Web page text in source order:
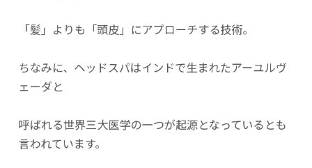
「髪」よりも「頭皮」にアプローチする技術。
ちなみに、ヘッドスパはインドで生まれたアーユルヴ
ェーダと
呼ばれる世界三大医学の一つが起源となっているとも
言われています。